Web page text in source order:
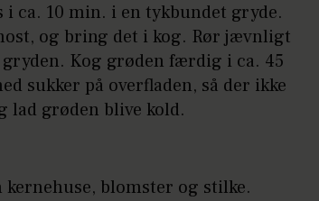
i ca. 10 min. i en tykbundet gryde.
og bring det i kog. Rør jævnligt
Kog grøden færdig i ca. 45
sukker på overfladen, så der ikke
lad grøden blive kold.
blomster og stilke.